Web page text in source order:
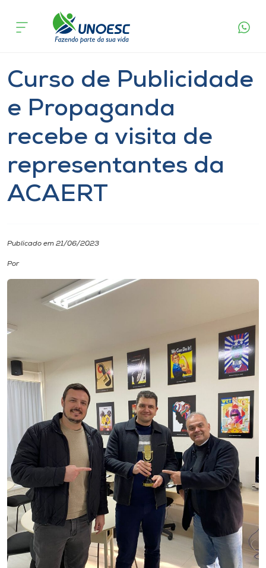
Cursos
Pesquisa
Atendimento ao Estudante
Portal de Ensino
Internacionalização
Diplomados
Cultura
Biblioteca
Editora
Rádio
Museu
acontece
Curso de Publicidade
e Propaganda
recebe a visita de
representantes da
ACAERT
Publicado em 21/06/2023
Por